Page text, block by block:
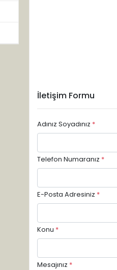
İletişim Formu
Adınız Soyadınız *
Telefon Numaranız *
E-Posta Adresiniz *
Konu *
Mesajınız *